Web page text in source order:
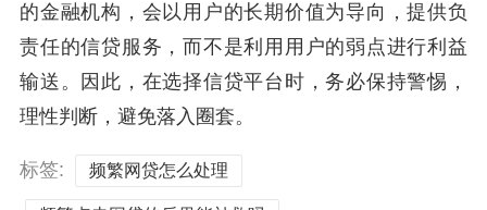
的金融机构，会以用户的长期价值为导向，提供负
责任的信贷服务，而不是利用用户的弱点进行利益
输送。因此，在选择信贷平台时，务必保持警惕，
理性判断，避免落入圈套。
标签: 频繁网贷怎么处理